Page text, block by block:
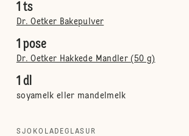
1 ts
Dr. Oetker Bakepulver
1 pose
Dr. Oetker Hakkede Mandler (50 g)
1 dl
soyamelk eller mandelmelk
SJOKOLADEGLASUR